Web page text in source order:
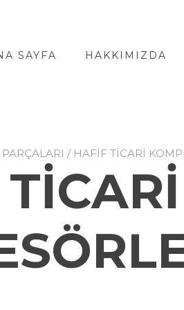
SAYFA HAKKIMIZDA
/ HAFİF TİCARİ